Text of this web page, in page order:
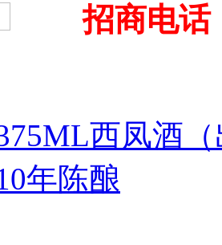
招商电话
西凤酒
年陈酿